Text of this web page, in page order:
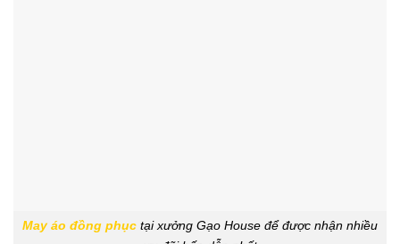
May áo đồng phục tại xưởng Gạo House để được nhận nhiều